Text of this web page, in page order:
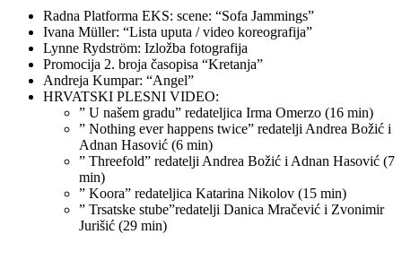
Radna Platforma EKS: scene: “Sofa Jammings”
Ivana Müller: “Lista uputa / video koreografija”
Lynne Rydström: Izložba fotografija
Promocija 2. broja časopisa “Kretanja”
Andreja Kumpar: “Angel”
HRVATSKI PLESNI VIDEO:
” U našem gradu” redateljica Irma Omerzo (16 min)
” Nothing ever happens twice” redatelji Andrea Božić i
Adnan Hasović (6 min)
” Threefold” redatelji Andrea Božić i Adnan Hasović (7
min)
” Koora” redateljica Katarina Nikolov (15 min)
” Trsatske stube”redatelji Danica Mračević i Zvonimir
Jurišić (29 min)